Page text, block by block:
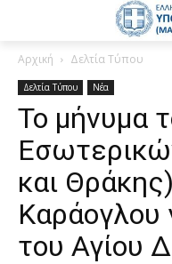
Αρχική Δελτία Τύπου
Δελτία Τύπου Νέα
Το μήνυμα
και
Καράογλου
του Αγίου